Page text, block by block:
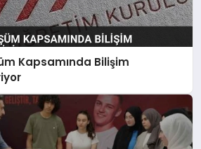
Kapsamında Bilişim